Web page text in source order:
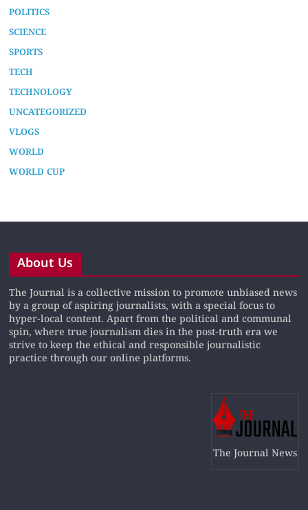
POLITICS
SCIENCE
SPORTS
TECH
TECHNOLOGY
UNCATEGORIZED
VLOGS
WORLD
WORLD CUP
About Us
The Journal is a collective mission to promote unbiased news
by a group of aspiring journalists, with a special focus to
hyper-local content. Apart from the political and communal
spin, where true journalism dies in the post-truth era we
strive to keep the ethical and responsible journalistic
practice through our online platforms.
The Journal News